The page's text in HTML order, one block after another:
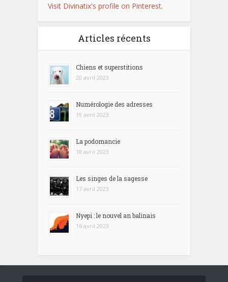
Visit Divinatix's profile on Pinterest.
Articles récents
Chiens et superstitions
20 avril 2023
Numérologie des adresses
19 avril 2023
La podomancie
18 avril 2023
Les singes de la sagesse
17 avril 2023
Nyepi : le nouvel an balinais
16 avril 2023